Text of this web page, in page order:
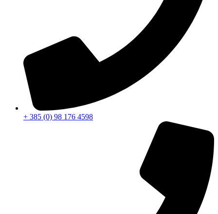
+ 385 (0) 98 176 4598